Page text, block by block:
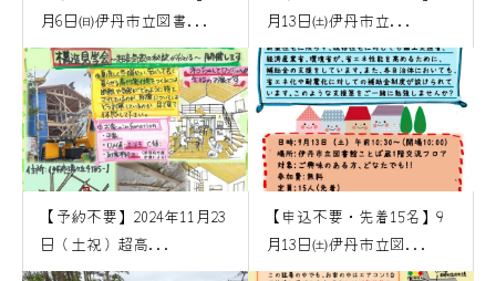
月6日㈰伊丹市立図書...
月13日㈯伊丹市立...
【予約不要】2024年11月23
日（土祝）超高...
【申込不要・先着15名】9
月13日㈯伊丹市立図...